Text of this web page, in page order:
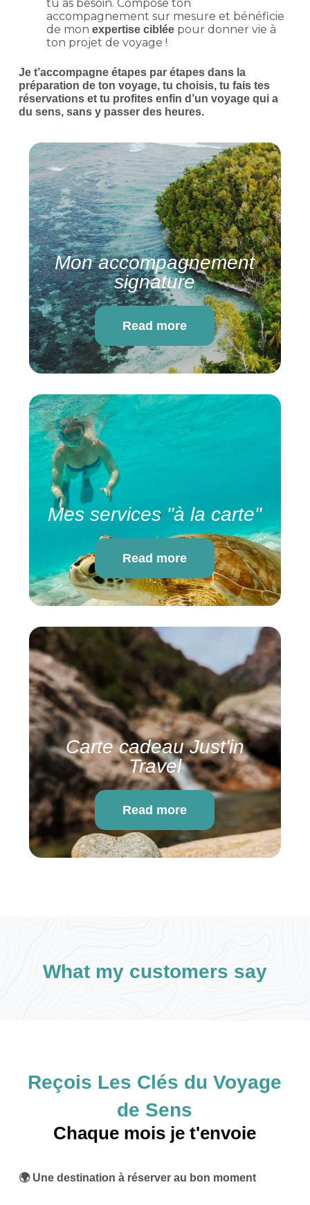
tu as besoin. Compose ton
accompagnement sur mesure et bénéficie
de mon expertise cibléepour donner vie à
ton projet de voyage !
Je t’accompagne étapes par étapes dans la
préparation de ton voyage, tu choisis, tu fais tes
réservations et tu profites enfin d’un voyage qui a
du sens, sans y passer des heures.
Mon accompagnement
signature
Read more
Mes services "à la carte"
Read more
Carte cadeau Just'in
Travel
Read more
What my customers say
Reçois Les Clés du Voyage
de Sens
Chaque mois je t'envoie
🌍 Une destination à réserver au bon moment